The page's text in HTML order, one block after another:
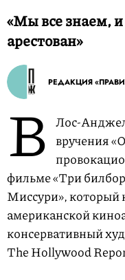
«Мы все знаем, и
арестован»
РЕДАКЦИЯ
В Лос-
вручения
фильме «Три
Миссури»,
американской
консервативный
The Hollywood